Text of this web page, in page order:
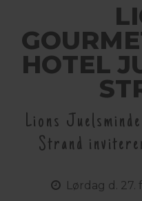
HOTEL
Lions
Strand
Lørdag d. 27.